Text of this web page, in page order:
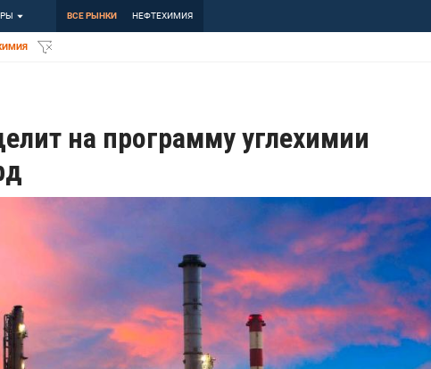
ВСЕ РЫНКИ НЕФТЕХИМИЯ
на программу углехимии